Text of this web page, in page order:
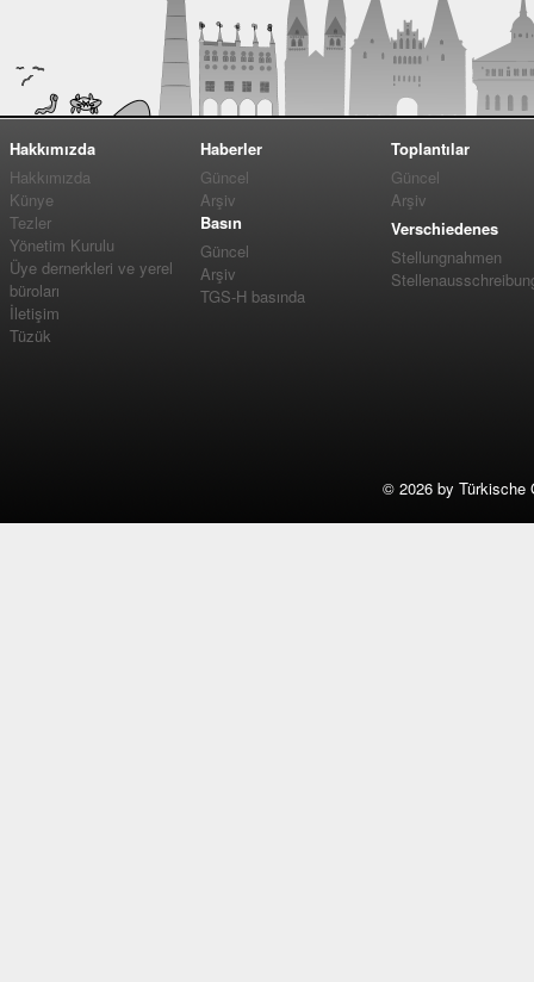
Hakkımızda
Hakkımızda
Künye
Tezler
Yönetim Kurulu
Üye dernerkleri ve yerel
büroları
İletişim
Tüzük
Haberler
Güncel
Arşiv
Basın
Güncel
Arşiv
TGS-H basında
Toplantılar
Güncel
Arşiv
Verschiedenes
Stellungnahmen
© 2026 by Türkische